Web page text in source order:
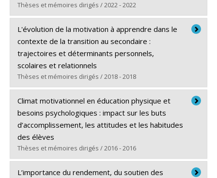
Thèses et mémoires dirigés / 2022 - 2022
Diplômé(e) :Pellerin, Érika
Cycle :Maîtrise
Diplôme obtenu :M.A.
Lien vers le document dans Papyrus
L'évolution de la motivation à apprendre dans le
contexte de la transition au secondaire :
trajectoires et déterminants personnels,
scolaires et relationnels
Thèses et mémoires dirigés / 2018 - 2018
Diplômé(e) :Smith, Jonathan
Cycle :Doctorat
Diplôme obtenu :Ph. D.
Lien vers le document dans Papyrus
Climat motivationnel en éducation physique et
besoins psychologiques : impact sur les buts
d’accomplissement, les attitudes et les habitudes
des élèves
Thèses et mémoires dirigés / 2016 - 2016
Diplômé(e) : Girard, Stéphanie
L’importance du rendement, du soutien des